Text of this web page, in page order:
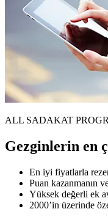
ALL SADAKAT
Gezginlerin en
En iyi fiyatlarla
Puan kazanmanın
Yüksek değerli ek
2000’in üzerinde